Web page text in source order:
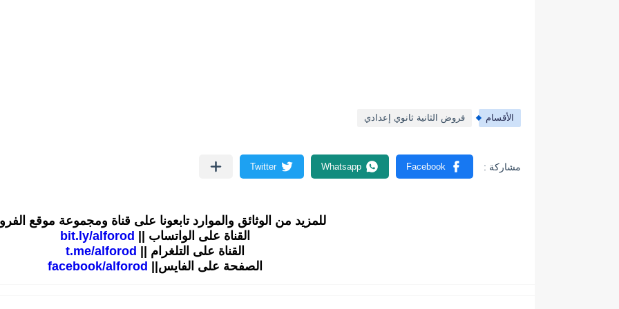
الأقسام فروض الثانية ثانوي إعدادي
للمزيد من الوثائق والموارد تابعونا على قناة ومجموعة موقع
القناة على الواتساب ||
bit.ly/alforod
القناة على التلغرام ||
t.me/alforod
الصفحة على الفايس||
facebook/alforod